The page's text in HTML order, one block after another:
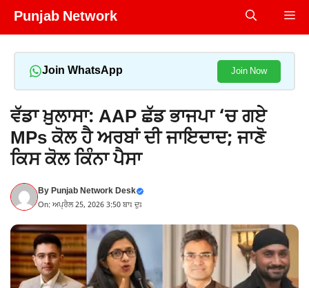
Skip
Punjab Network
Join WhatsApp Join Now
ਵੱਡਾ ਖ਼ੁਲਾਸਾ: AAP ਛੱਡ ਭਾਜਪਾ ‘ਚ ਗਏ
MPs ਕੋਲ ਹੈ ਅਰਬਾਂ ਦੀ ਜਾਇਦਾਦ; ਜਾਣੋ
ਕਿਸ ਕੋਲ ਕਿੰਨਾ ਪੈਸਾ
ByPunjab Network Desk
On: ਅਪ੍ਰੈਲ 25, 2026 3:50 ਬਾਃ ਦੁਃ